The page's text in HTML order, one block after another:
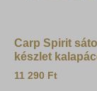
Carp Spirit
készlet
11 290 Ft